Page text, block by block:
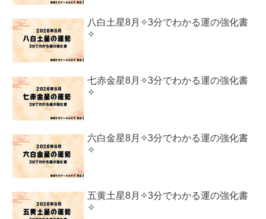
八白土星8月✧3分でわかる運の強化書
✧
七赤金星8月✧3分でわかる運の強化書
✧
六白金星8月✧3分でわかる運の強化書
✧
五黄土星8月✧3分でわかる運の強化書
✧